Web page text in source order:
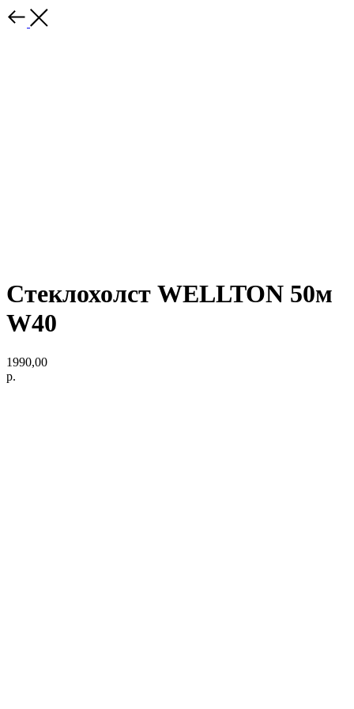
Стеклохолст WELLTON 50м
W40
1990,00
р.